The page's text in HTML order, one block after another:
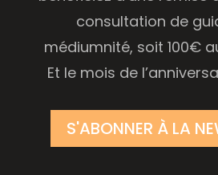
consultation de
médiumnité, soit 100€
Et le mois de
S'ABONNER À LA